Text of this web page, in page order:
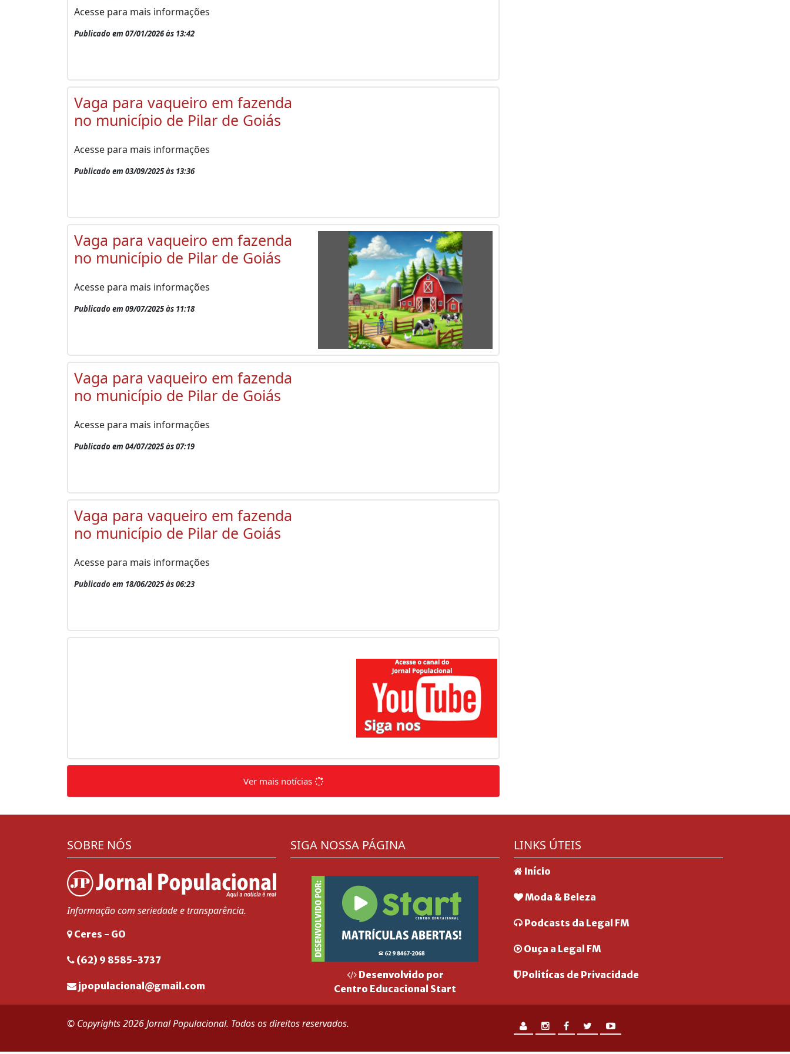
Acesse para mais informações
Publicado em 07/01/2026 às 13:42
Vaga para vaqueiro em fazenda
no município de Pilar de Goiás
Acesse para mais informações
Publicado em 03/09/2025 às 13:36
Vaga para vaqueiro em fazenda
no município de Pilar de Goiás
Acesse para mais informações
Publicado em 09/07/2025 às 11:18
Vaga para vaqueiro em fazenda
no município de Pilar de Goiás
Acesse para mais informações
Publicado em 04/07/2025 às 07:19
Vaga para vaqueiro em fazenda
no município de Pilar de Goiás
Acesse para mais informações
Publicado em 18/06/2025 às 06:23
Ver mais notícias
SOBRE NÓS
Informação com seriedade e transparência.
Ceres - GO
(62) 9 8585-3737
jpopulacional@gmail.com
SIGA NOSSA PÁGINA
Desenvolvido por
Centro Educacional Start
LINKS ÚTEIS
Início
Moda & Beleza
Podcasts da Legal FM
Ouça a Legal FM
Politícas de Privacidade
© Copyrights 2026 Jornal Populacional. Todos os direitos reservados.